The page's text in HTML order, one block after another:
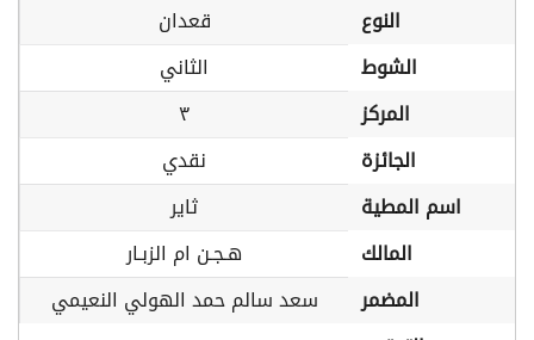
النوع
قعدان
الشوط
الثاني
المركز
٣
الجائزة
نقدي
اسم المطية
ثاير
المالك
هـجـن ام الزبـار
المضمر
سعد سالم حمد الهولي النعيمي